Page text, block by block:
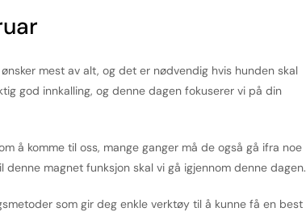
mest av alt, og det er nødvendig hvis hunden skal
god innkalling, og denne dagen fokuserer vi på din
å komme til oss, mange ganger må de også gå ifra noe
magnet funksjon skal vi gå igjennom denne dagen.
som gir deg enkle verktøy til å kunne få en best